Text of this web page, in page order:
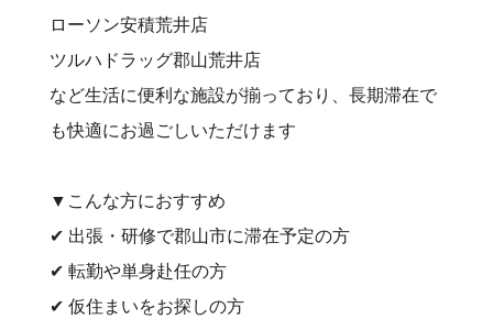
ローソン安積荒井店
ツルハドラッグ郡山荒井店
など生活に便利な施設が揃っており、長期滞在で
も快適にお過ごしいただけます
▼こんな方におすすめ
✔ 出張・研修で郡山市に滞在予定の方
✔ 転勤や単身赴任の方
✔ 仮住まいをお探しの方